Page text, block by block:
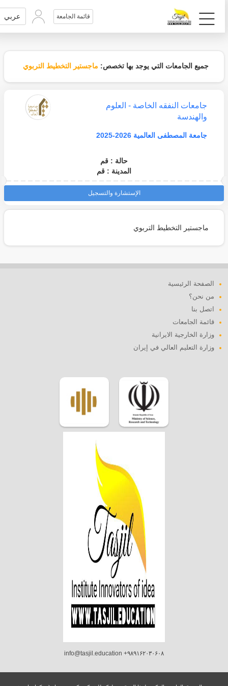
قائمة الجامعة عربي
جميع الجامعات التي يوجد بها تخصص:ماجستير التخطيط التربوي
جامعات النفقه الخاصة - العلوم
والهندسة
جامعة المصطفى العالمية 2026-2025
حالة : قم
المدينة : قم
الإستشارة والتسجيل
ماجستير التخطيط التربوي
الصفحة الرئيسية
من نحن؟
اتصل بنا
قائمة الجامعات
وزارة الخارجية الايرانية
وزارة التعليم العالي في إيران
info@tasjil.education +۹۸۹۱۶۲۰۳۰۶۰۸